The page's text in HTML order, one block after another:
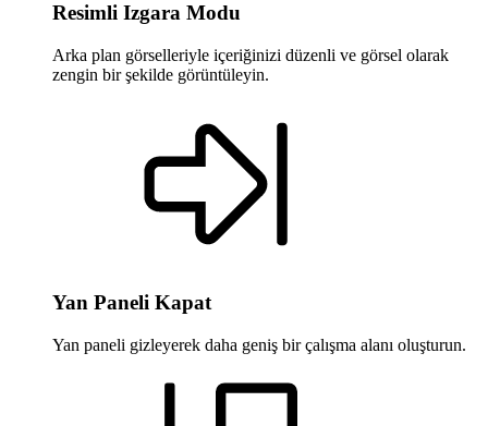
Resimli Izgara Modu
Arka plan görselleriyle içeriğinizi düzenli ve görsel olarak
zengin bir şekilde görüntüleyin.
Yan Paneli Kapat
Yan paneli gizleyerek daha geniş bir çalışma alanı oluşturun.